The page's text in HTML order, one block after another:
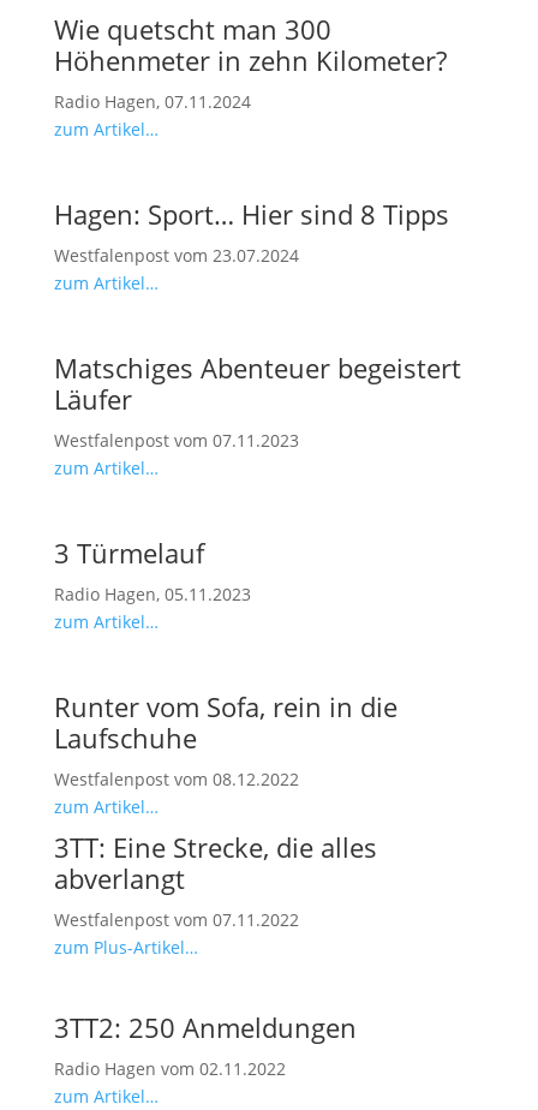
Wie quetscht man 300
Höhenmeter in zehn Kilometer?
Radio Hagen, 07.11.2024
zum Artikel…
Hagen: Sport… Hier sind 8 Tipps
Westfalenpost vom 23.07.2024
zum Artikel…
Matschiges Abenteuer begeistert
Läufer
Westfalenpost vom 07.11.2023
zum Artikel…
3 Türmelauf
Radio Hagen, 05.11.2023
zum Artikel…
Runter vom Sofa, rein in die
Laufschuhe
Westfalenpost vom 08.12.2022
zum Artikel…
3TT: Eine Strecke, die alles
abverlangt
Westfalenpost vom 07.11.2022
zum Plus-Artikel…
3TT2: 250 Anmeldungen
Radio Hagen vom 02.11.2022
zum Artikel…